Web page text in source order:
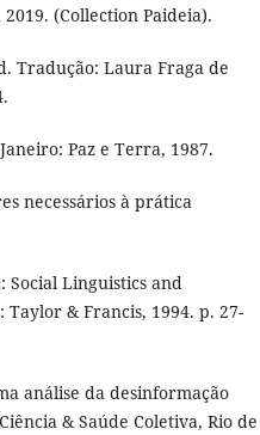
(Collection Paideia).
Tradução: Laura Fraga de
Paz e Terra, 1987.
necessários à prática
Social Linguistics and
& Francis, 1994. p. 27-
análise da desinformação
& Saúde Coletiva, Rio de